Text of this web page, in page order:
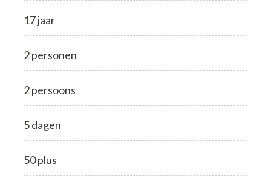
17 jaar
2 personen
2 persoons
5 dagen
50 plus